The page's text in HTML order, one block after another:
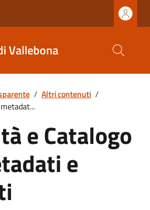
Vallebona
/ Altri contenuti /
e Catalogo
e